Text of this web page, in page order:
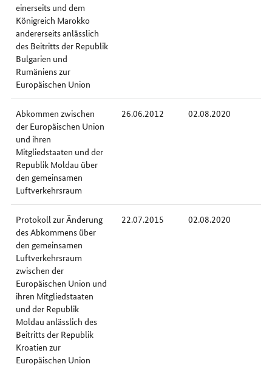
einerseits und dem
Königreich Marokko
andererseits anlässlich
des Beitritts der Republik
Bulgarien und
Rumäniens zur
Europäischen Union
Abkommen zwischen
der Europäischen Union
und ihren
Mitgliedstaaten und der
Republik Moldau über
den gemeinsamen
Luftverkehrsraum
26.06.2012 02.08.2020
Protokoll zur Änderung
des Abkommens über
den gemeinsamen
Luftverkehrsraum
zwischen der
Europäischen Union und
ihren Mitgliedstaaten
und der Republik
Moldau anlässlich des
Beitritts der Republik
Kroatien zur
Europäischen Union
22.07.2015 02.08.2020